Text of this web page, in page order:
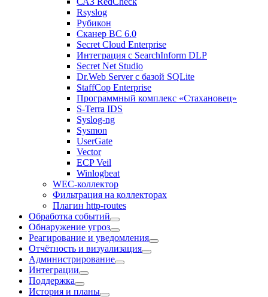
Rsyslog
Рубикон
Сканер ВС 6.0
Secret Cloud Enterprise
Интеграция с SearchInform DLP
Secret Net Studio
Dr.Web Server с базой SQLite
StaffCop Enterprise
Программный комплекс «Стахановец»
S-Terra IDS
Syslog-ng
Sysmon
UserGate
Vector
ECP Veil
Winlogbeat
WEC-коллектор
Фильтрация на коллекторах
Плагин http-routes
Обработка событий
Обнаружение угроз
Реагирование и уведомления
Отчётность и визуализация
Администрирование
Интеграции
Поддержка
История и планы